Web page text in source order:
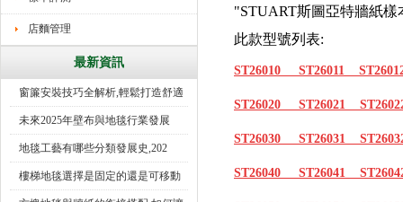
店麵管理
最新資訊
窗簾安裝技巧全解析,輕鬆打造舒適
未來2025年壁布與地毯行業發展
地毯工藝有哪些分類發展史,202
樓梯地毯選擇是固定的還是可移動
"STUART斯圖亞特牆紙
此款型號列表:
ST26010 ST26011
ST26020 ST26021
ST26030 ST26031
ST26040 ST26041